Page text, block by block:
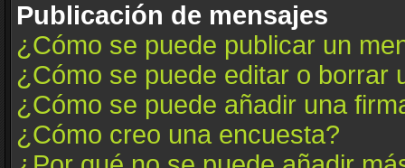
Publicación de mensajes
¿Cómo se puede publicar un
¿Cómo se puede editar o borrar
¿Cómo se puede añadir una
¿Cómo creo una encuesta?